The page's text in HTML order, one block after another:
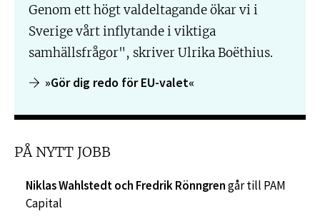
Genom ett högt valdeltagande ökar vi i
Sverige vårt inflytande i viktiga
samhällsfrågor", skriver Ulrika Boëthius.
»Gör dig redo för EU-valet«
PÅ NYTT JOBB
Niklas Wahlstedt och Fredrik Rönngrengår till PAM
Capital